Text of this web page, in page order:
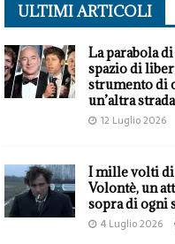
ULTIMI ARTICOLI
La parabola
spazio di
strumento di
un’altra
12 Luglio 2026
I mille volti di
Volontè, un
sopra di ogni
4 Luglio 2026